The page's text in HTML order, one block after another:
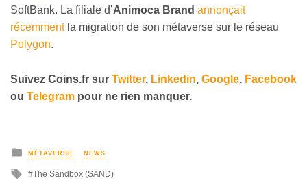
SoftBank. La filiale d’Animoca Brand annonçait
récemmentla migration de son métaverse sur le réseau
Polygon.
Suivez Coins.fr sur Twitter, Linkedin, Google, Facebook
ou Telegram pour ne rien manquer.
MÉTAVERSE NEWS
The Sandbox (SAND)